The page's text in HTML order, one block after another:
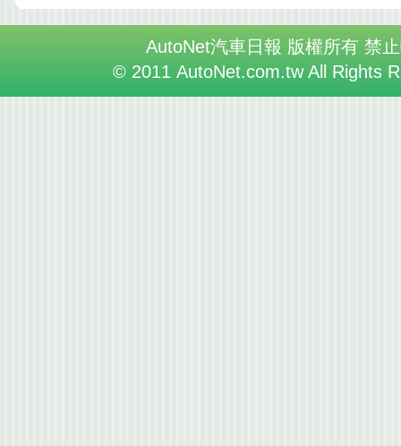
AutoNet汽車日報 版權所有 禁
© 2011 AutoNet.com.tw All Rights